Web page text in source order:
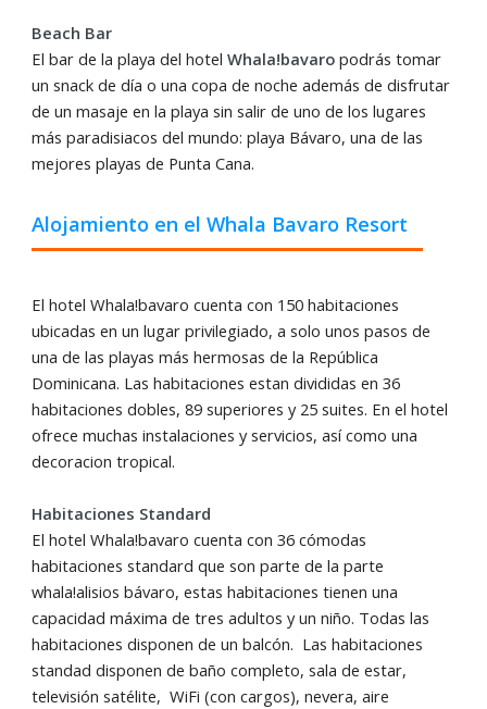
Beach Bar
El bar de la playa del hotelWhala!bavaro podrás tomar
un snack de día o una copa de noche además de disfrutar
de un masaje en la playa sin salir de uno de los lugares
más paradisiacos del mundo: playa Bávaro, una de las
mejores playas de Punta Cana.
Alojamiento en el Whala Bavaro Resort
El hotel Whala!bavaro cuenta con 150 habitaciones
ubicadas en un lugar privilegiado, a solo unos pasos de
una de las playas más hermosas de la República
Dominicana. Las habitaciones estan divididas en 36
habitaciones dobles, 89 superiores y 25 suites. En el hotel
ofrece muchas instalaciones y servicios, así como una
decoracion tropical.
Habitaciones Standard
El hotel Whala!bavaro cuenta con 36 cómodas
habitaciones standard que son parte de la parte
whala!alisios bávaro, estas habitaciones tienen una
capacidad máxima de tres adultos y un niño. Todas las
habitaciones disponen de un balcón. Las habitaciones
standad disponen de baño completo, sala de estar,
televisión satélite, WiFi (con cargos), nevera, aire